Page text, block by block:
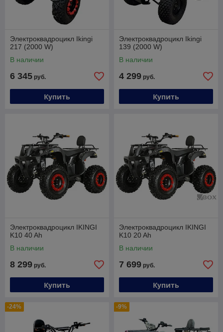
Электроквадроцикл Ikingi
217 (2000 W)
В наличии
6 345 руб.
Купить
Электроквадроцикл Ikingi
139 (2000 W)
В наличии
4 299 руб.
Купить
Электроквадроцикл IKINGI
K10 40 Ah
В наличии
8 299 руб.
Купить
Электроквадроцикл IKINGI
K10 20 Ah
В наличии
7 699 руб.
Купить
-24% -9%